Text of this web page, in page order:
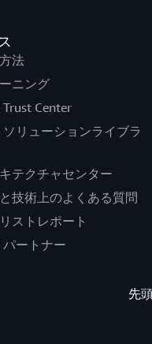
法
ニング
Trust Center
ソリューションライブラ
テクチャセンター
技術上のよくある質問
ストレポート
パートナー
先